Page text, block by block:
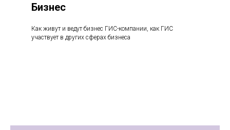
Бизнес
Как живут и ведут бизнес ГИС-компании, как ГИС
участвует в других сферах бизнеса